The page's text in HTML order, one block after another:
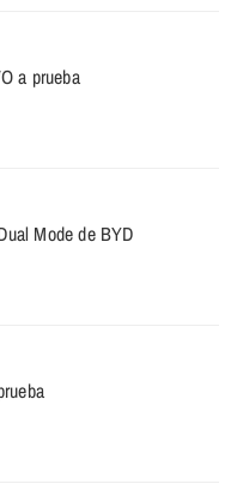
a prueba
Mode de BYD